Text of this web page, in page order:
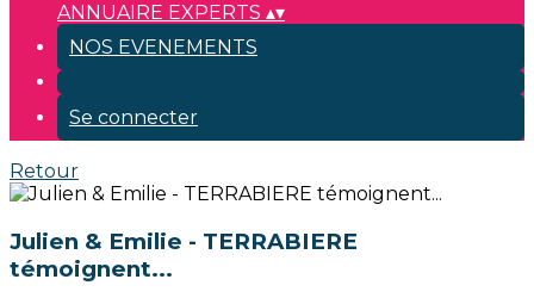
ANNUAIRE EXPERTS ▴▾
NOS EVENEMENTS
Se connecter
Retour
Julien & Emilie - TERRABIERE
témoignent...